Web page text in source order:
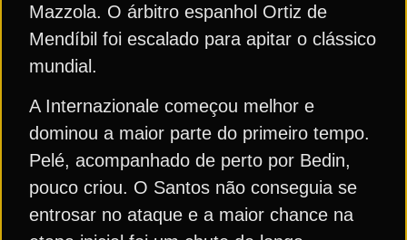
Mazzola. O árbitro espanhol Ortiz de
Mendíbil foi escalado para apitar o clássico
mundial.
A Internazionale começou melhor e
dominou a maior parte do primeiro tempo.
Pelé, acompanhado de perto por Bedin,
pouco criou. O Santos não conseguia se
entrosar no ataque e a maior chance na